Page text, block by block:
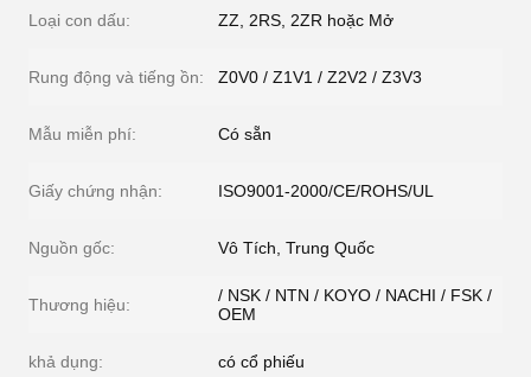
Loại con dấu: ZZ, 2RS, 2ZR hoặc Mở
Rung động và tiếng ồn: Z0V0 / Z1V1 / Z2V2 / Z3V3
Mẫu miễn phí: Có sẵn
Giấy chứng nhận: ISO9001-2000/CE/ROHS/UL
Nguồn gốc: Vô Tích, Trung Quốc
Thương hiệu:
/ NSK / NTN / KOYO / NACHI / FSK /
OEM
khả dụng: có cổ phiếu